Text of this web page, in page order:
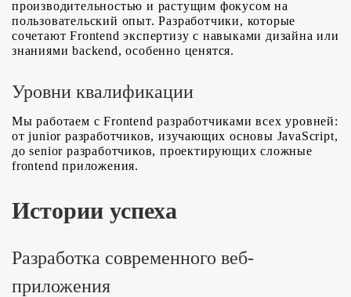
производительностью и растущим фокусом на
пользовательский опыт. Разработчики, которые
сочетают Frontend экспертизу с навыками дизайна или
знаниями backend, особенно ценятся.
Уровни квалификации
Мы работаем с Frontend разработчиками всех уровней:
от junior разработчиков, изучающих основы JavaScript,
до senior разработчиков, проектирующих сложные
frontend приложения.
Истории успеха
Разработка современного веб-
приложения